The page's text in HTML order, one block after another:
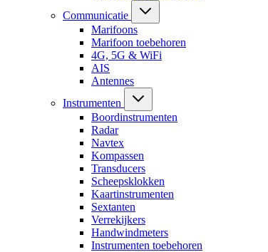
Communicatie
Marifoons
Marifoon toebehoren
4G, 5G & WiFi
AIS
Antennes
Instrumenten
Boordinstrumenten
Radar
Navtex
Kompassen
Transducers
Scheepsklokken
Kaartinstrumenten
Sextanten
Verrekijkers
Handwindmeters
Instrumenten toebehoren